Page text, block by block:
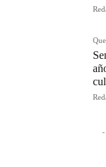
-